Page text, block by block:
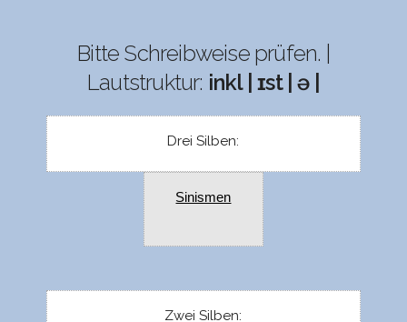
Bitte Schreibweise prüfen. |
Lautstruktur: inkl | ɪst | ə |
Drei Silben:
Sinismen
Zwei Silben: